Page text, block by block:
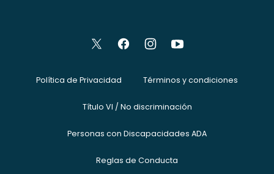
Política de Privacidad Términos y condiciones
Título VI / No discriminación
Personas con Discapacidades ADA
Reglas de Conducta